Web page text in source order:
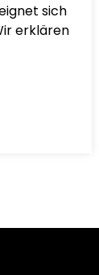
sich
erklären